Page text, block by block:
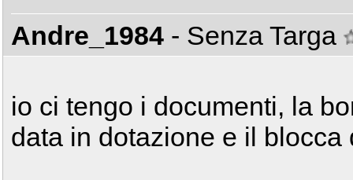
Andre_1984 - Senza Targa
io ci tengo i documenti, la
data in dotazione e il